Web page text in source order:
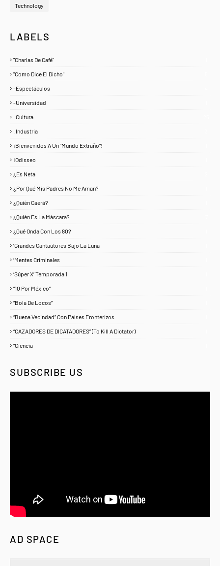
Technology
LABELS
"Charlas De Café"
"Como Dice El Dicho"
-Espectáculos
-Universidad
. Cultura
. Industria
¡Bienvenidos A Un "Mundo Extraño"!
¡Odisseo
¿Es Neta
¿Por Qué Mis Padres No Me Aman?
¿Quién Caerá?
¿Quién Es La Máscara?
¿Qué Onda Con Los 80?
‘Grandes Cantautores Bajo La Luna
‘Mentes Criminales
‘Súper X’ Temporada 1
“10 Por México”
“Bola De Locos”
“Buena Vecindad” Con Países Fronterizos
“CAZADORES DE DICATADORES” (To Kill A Dictator)
“Ciencia
SUBSCRIBE US
AD SPACE